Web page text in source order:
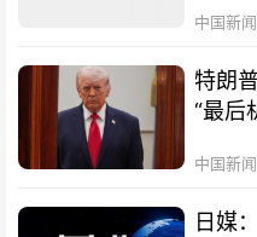
中国新
特朗
“最后
中国新
日媒